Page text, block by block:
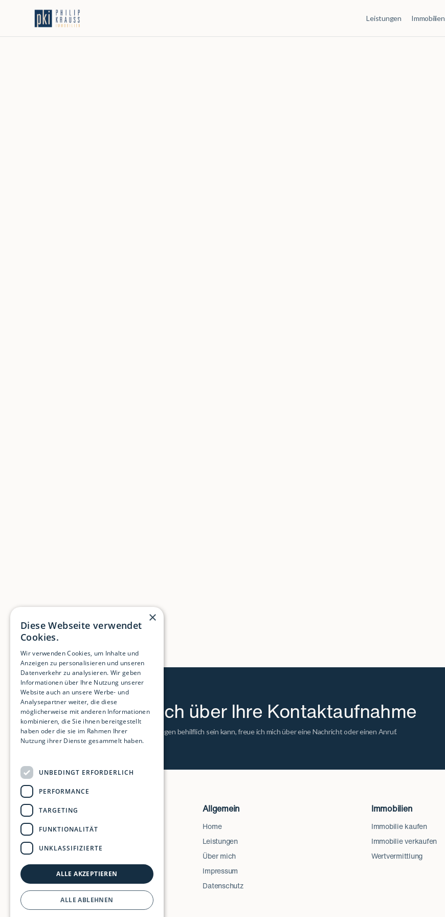
Leistungen Immobilien
Ich freue mich über Ihre Kontaktaufnahme
Wenn ich Ihnen mit Ihrem Anliegen behilflich sein kann, freue ich mich über eine Nachricht oder einen Anruf.
Allgemein
Home
Leistungen
Über mich
Impressum
Datenschutz
Immobilien
Immobilie kaufen
Immobilie verkaufen
Wertvermittlung
×
Diese Webseite verwendet
Cookies.
Wir verwenden Cookies, um Inhalte und
Anzeigen zu personalisieren und unseren
Datenverkehr zu analysieren. Wir geben
Informationen über Ihre Nutzung unserer
Website auch an unsere Werbe- und
Analysepartner weiter, die diese
möglicherweise mit anderen Informationen
kombinieren, die Sie ihnen bereitgestellt
haben oder die sie im Rahmen Ihrer
Nutzung ihrer Dienste gesammelt haben.
UNBEDINGT ERFORDERLICH
PERFORMANCE
TARGETING
FUNKTIONALITÄT
UNKLASSIFIZIERTE
ALLE AKZEPTIEREN
ALLE ABLEHNEN